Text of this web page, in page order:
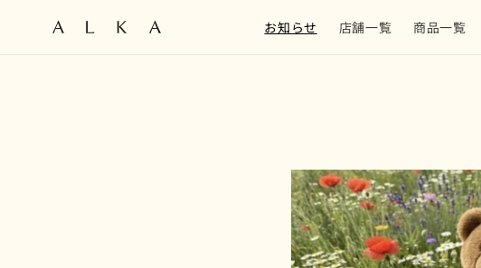
ツに進む
お知らせ 店舗一覧 商品一覧